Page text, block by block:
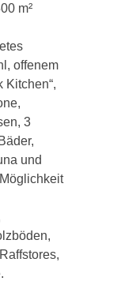
m²
offenem
Kitchen“,
3
und